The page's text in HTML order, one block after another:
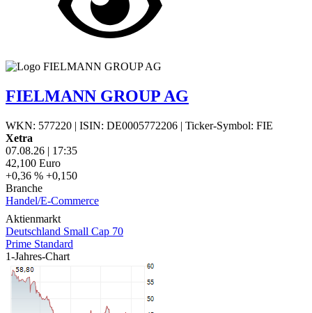
FIELMANN GROUP AG
WKN: 577220 | ISIN: DE0005772206 | Ticker-Symbol: FIE
Xetra
07.08.26 | 17:35
42,100 Euro
+0,36 % +0,150
Branche
Handel/E-Commerce
Aktienmarkt
Deutschland Small Cap 70
Prime Standard
1-Jahres-Chart